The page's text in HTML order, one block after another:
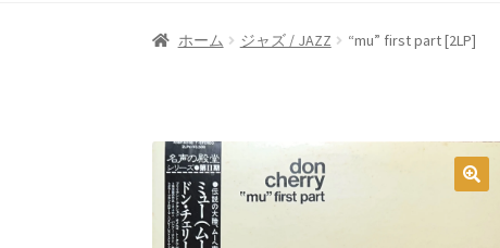
へ
プ
キ
ホーム ジャズ / JAZZ “mu” first part [2LP]